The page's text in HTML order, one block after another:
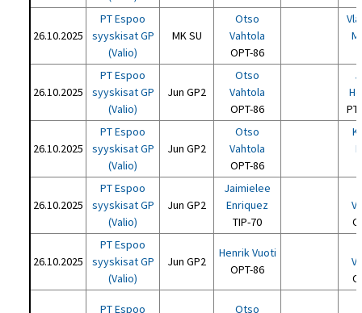
26.10.2025
PT Espoo
syyskisat GP
(Valio)
MK SU
Otso
Vahtola
OPT-86
26.10.2025
PT Espoo
syyskisat GP
(Valio)
Jun GP2
Otso
Vahtola
OPT-86
26.10.2025
PT Espoo
syyskisat GP
(Valio)
Jun GP2
Otso
Vahtola
OPT-86
26.10.2025
PT Espoo
syyskisat GP
(Valio)
Jun GP2
Jaimielee
Enriquez
TIP-70
26.10.2025
PT Espoo
syyskisat GP
(Valio)
Jun GP2
Henrik Vuoti
OPT-86
PT Espoo
Otso